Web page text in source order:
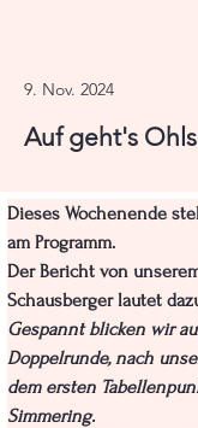
9. Nov. 2024
Auf geht's
Dieses Wochenende
am Programm.
Der Bericht von
Schausberger lautet
Gespannt blicken wir
Doppelrunde, nach
dem ersten
Simmering.